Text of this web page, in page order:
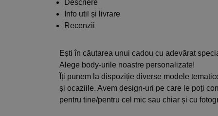
Descriere
Info util și livrare
Recenzii
Ești în căutarea unui cadou cu adevărat
Alege body-urile noastre personalizate!
Îți punem la dispoziție diverse modele
și ocaziile. Avem design-uri pe care le poți
pentru tine/pentru cel mic sau chiar și cu